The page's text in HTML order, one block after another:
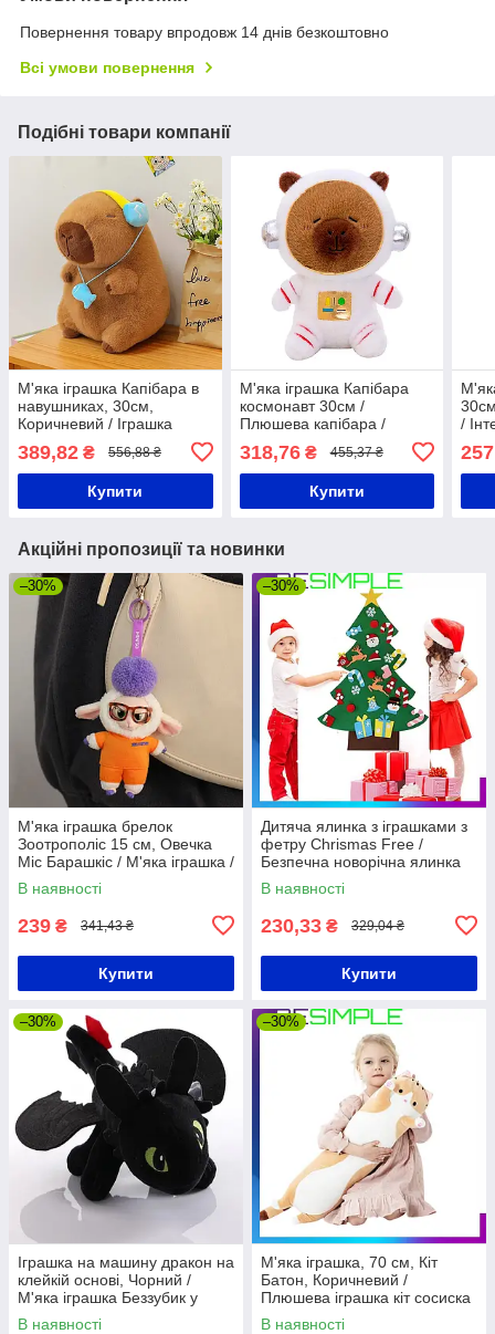
Повернення товару впродовж 14 днів безкоштовно
Всі умови повернення
Подібні товари компанії
М'яка іграшка Капібара в
навушниках, 30см,
Коричневий / Іграшка
капібара / Іграшкова
капібара
389,82 ₴ 556,88 ₴
Купити
М'яка іграшка Капібара
космонавт 30см /
Плюшева капібара /
318,76₴ 455,37 ₴
Купити
/
Акційні пропозиції та новинки
–30%
М'яка іграшка брелок
Зоотрополіс 15 см, Овечка
Міс Барашкіс / М'яка іграшка /
Фігурка брелок / Плюшева
іграшка Zootopia
В наявності
239 ₴ 341,43 ₴
Купити
–30%
Дитяча ялинка з іграшками з
фетру Chrismas Free /
Безпечна новорічна ялинка
для дітей
В наявності
230,33 ₴ 329,04 ₴
Купити
–30%
Іграшка на машину дракон на
клейкій основі, Чорний /
М'яка іграшка Беззубик у
машину
В наявності
–30%
М'яка іграшка, 70 см, Кіт
Батон, Коричневий /
Плюшева іграшка кіт сосиска
/ Дитяча іграшка обіймашка
В наявності